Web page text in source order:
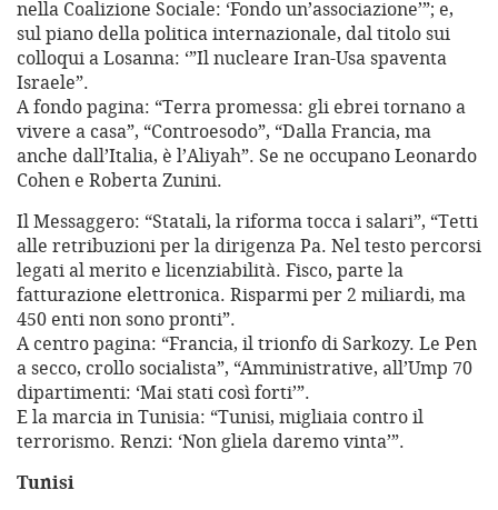
nella Coalizione Sociale: ‘Fondo un’associazione’”; e,
sul piano della politica internazionale, dal titolo sui
colloqui a Losanna: ‘”Il nucleare Iran-Usa spaventa
Israele”.
A fondo pagina: “Terra promessa: gli ebrei tornano a
vivere a casa”, “Controesodo”, “Dalla Francia, ma
anche dall’Italia, è l’Aliyah”. Se ne occupano Leonardo
Cohen e Roberta Zunini.
Il Messaggero: “Statali, la riforma tocca i salari”, “Tetti
alle retribuzioni per la dirigenza Pa. Nel testo percorsi
legati al merito e licenziabilità. Fisco, parte la
fatturazione elettronica. Risparmi per 2 miliardi, ma
450 enti non sono pronti”.
A centro pagina: “Francia, il trionfo di Sarkozy. Le Pen
a secco, crollo socialista”, “Amministrative, all’Ump 70
dipartimenti: ‘Mai stati così forti’”.
E la marcia in Tunisia: “Tunisi, migliaia contro il
terrorismo. Renzi: ‘Non gliela daremo vinta’”.
Tunisi